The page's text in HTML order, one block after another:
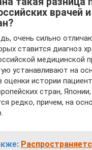
врачей
очень сильно
ставится диагноз
медицинской
устанавливают на
оценки истории
стран,
редко, причем, на